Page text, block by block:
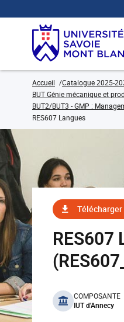
Accueil Catalogue 2025-
BUT Génie mécanique et
BUT2/BUT3 - GMP :
RES607 Langues
Télécharger
RES607
benefits
COMPOSANTE
IUT d'Annecy